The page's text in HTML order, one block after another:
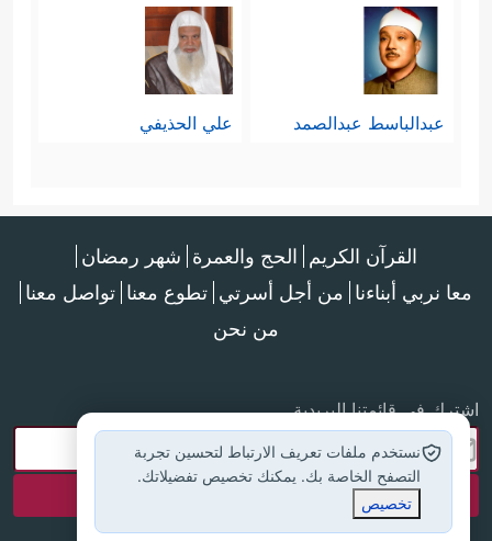
عبدالباسط عبدالصمد علي الحذيفي
القرآن الكريم الحج والعمرة شهر رمضان
معا نربي أبناءنا من أجل أسرتي تطوع معنا تواصل معنا
من نحن
اشترك في قائمتنا البريدية
نستخدم ملفات تعريف الارتباط لتحسين تجربة
التصفح الخاصة بك. يمكنك تخصيص تفضيلاتك.
تخصيص